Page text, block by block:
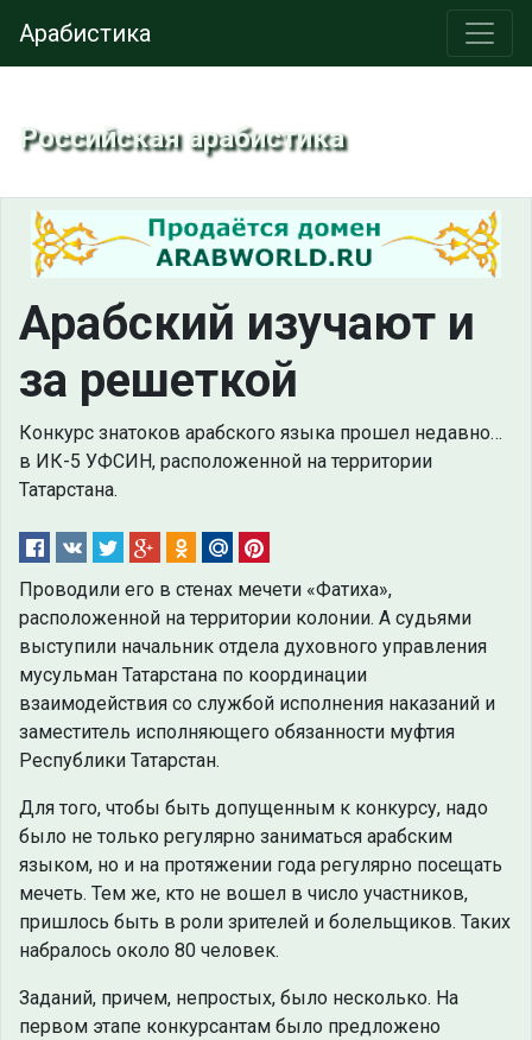
Арабистика
Российская арабистика
Арабский изучают и
за решеткой
Конкурс знатоков арабского языка прошел недавно…
в ИК-5 УФСИН, расположенной на территории
Татарстана.
Проводили его в стенах мечети «Фатиха»,
расположенной на территории колонии. А судьями
выступили начальник отдела духовного управления
мусульман Татарстана по координации
взаимодействия со службой исполнения наказаний и
заместитель исполняющего обязанности муфтия
Республики Татарстан.
Для того, чтобы быть допущенным к конкурсу, надо
было не только регулярно заниматься арабским
языком, но и на протяжении года регулярно посещать
мечеть. Тем же, кто не вошел в число участников,
пришлось быть в роли зрителей и болельщиков. Таких
набралось около 80 человек.
Заданий, причем, непростых, было несколько. На
первом этапе конкурсантам было предложено